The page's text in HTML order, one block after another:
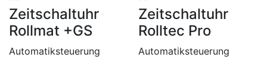
Zeitschaltuhr
Rollmat +GS
Automatiksteuerung
Zeitschaltuhr
Rolltec Pro
Automatiksteuerung